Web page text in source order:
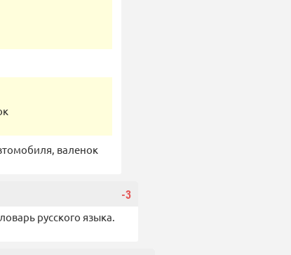
валенок
-3
русского языка.